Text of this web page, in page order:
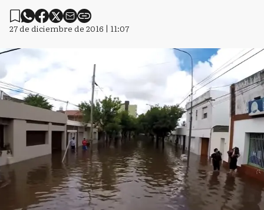
27 de diciembre de 2016 | 11:07